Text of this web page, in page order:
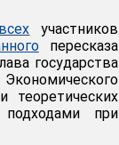
участников
пересказа
государства
теоретических
подходами при